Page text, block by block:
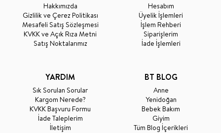
Hakkımızda
Gizlilik ve Çerez Politikası
Mesafeli Satış Sözleşmesi
KVKK ve Açık Rıza Metni
Satış Noktalarımız
Hesabım
Üyelik İşlemleri
İşlem Rehberi
Siparişlerim
İade İşlemleri
YARDIM
Sık Sorulan Sorular
Kargom Nerede?
KVKK Başvuru Formu
İade Taleplerim
İletişim
BT BLOG
Anne
Yenidoğan
Bebek Bakım
Giyim
Tüm Blog İçerikleri